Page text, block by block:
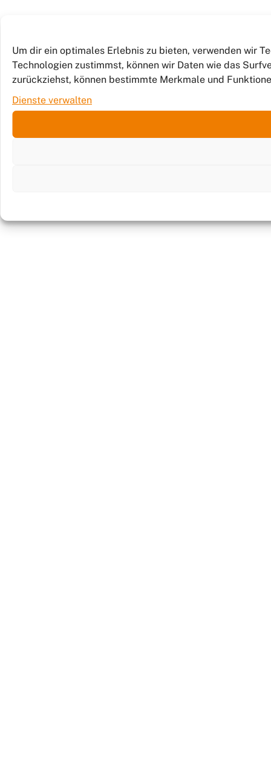
Um dir ein optimales Erlebnis zu bieten, verwenden wir
Technologien zustimmst, können wir Daten wie das
zurückziehst, können bestimmte Merkmale und
Dienste verwalten